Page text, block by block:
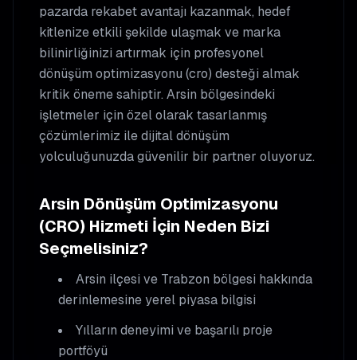
pazarda rekabet avantajı kazanmak, hedef
kitlenize etkili şekilde ulaşmak ve marka
bilinirliğinizi artırmak için profesyonel
dönüşüm optimizasyonu (cro) desteği almak
kritik öneme sahiptir. Arsin bölgesindeki
işletmeler için özel olarak tasarlanmış
çözümlerimiz ile dijital dönüşüm
yolculuğunuzda güvenilir bir partner oluyoruz.
Arsin Dönüşüm Optimizasyonu
(CRO) Hizmeti İçin Neden Bizi
Seçmelisiniz?
Arsin ilçesi ve Trabzon bölgesi hakkında
derinlemesine yerel piyasa bilgisi
Yılların deneyimi ve başarılı proje
portföyü